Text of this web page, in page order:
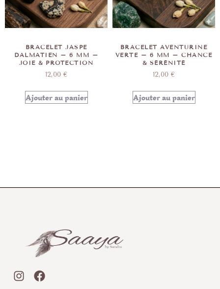
BRACELET JASPE
DALMATIEN – 6 MM –
JOIE & PROTECTION
12,00 €
Ajouter au panier
BRACELET AVENTURINE
VERTE – 6 MM – CHANCE
& SÉRÉNITÉ
12,00 €
Ajouter au panier